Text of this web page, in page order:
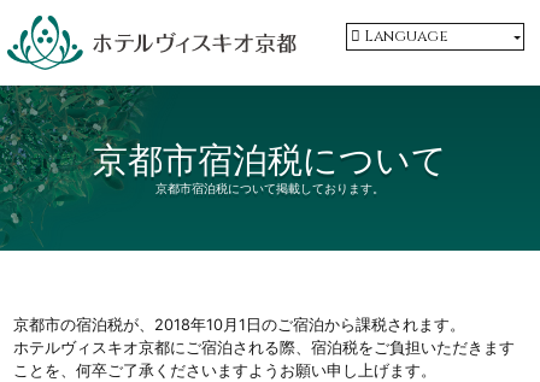
Language
京都市宿泊税について
京都市宿泊税について掲載しております。
京都市の宿泊税が、2018年10月1日のご宿泊から課税されます。
ホテルヴィスキオ京都にご宿泊される際、宿泊税をご負担いただきます
ことを、何卒ご了承くださいますようお願い申し上げます。